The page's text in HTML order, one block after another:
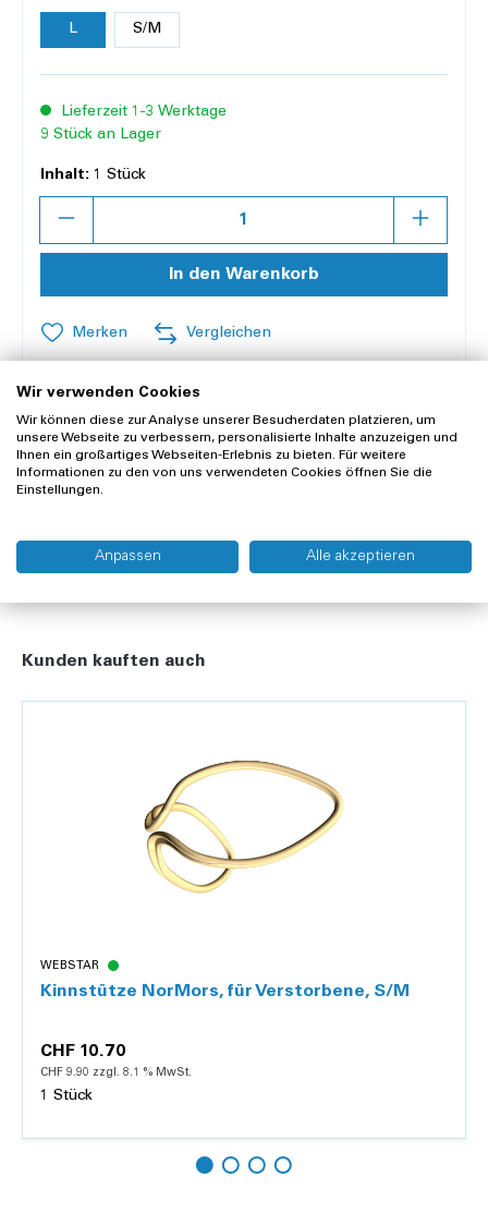
L S/M
Lieferzeit 1-3 Werktage
9 Stück an Lager
Inhalt: 1 Stück
In den Warenkorb
Merken Vergleichen
Offerte anfragen
Lieferung und Rücksendung
Kunden kauften auch
WEBSTAR
Kinnstütze NorMors, für Verstorbene, S/M
CHF 10.70
CHF 9.90 zzgl. 8.1 % MwSt.
1 Stück
Hinzufügen
Wir verwenden Cookies
Wir können diese zur Analyse unserer Besucherdaten platzieren, um
unsere Webseite zu verbessern, personalisierte Inhalte anzuzeigen und
Ihnen ein großartiges Webseiten-Erlebnis zu bieten. Für weitere
Informationen zu den von uns verwendeten Cookies öffnen Sie die
Einstellungen.
Anpassen Alle akzeptieren